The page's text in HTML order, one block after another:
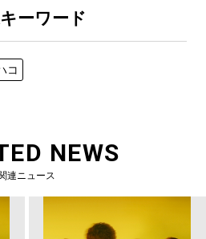
ーワード
コ
NEWS
連ニュース